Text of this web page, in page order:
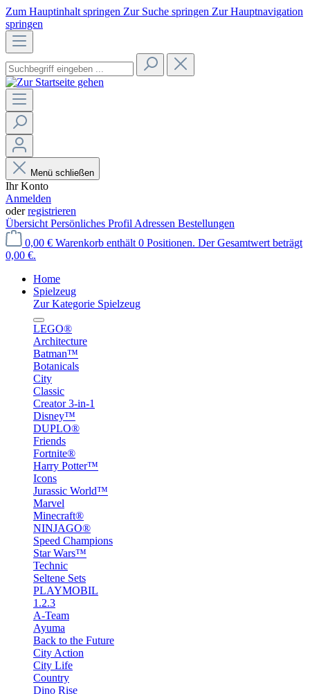
Zum Hauptinhalt springen Zur Suche springen Zur Hauptnavigation
springen
Menü schließen
Ihr Konto
Anmelden
oderregistrieren
Übersicht Persönliches Profil Adressen Bestellungen
0,00 € Warenkorb enthält 0 Positionen. Der Gesamtwert beträgt
0,00 €.
Home
Spielzeug
Zur Kategorie Spielzeug
LEGO®
Architecture
Batman™
Botanicals
City
Classic
Creator 3-in-1
Disney™
DUPLO®
Friends
Fortnite®
Harry Potter™
Icons
Jurassic World™
Marvel
Minecraft®
NINJAGO®
Speed Champions
Star Wars™
Technic
Seltene Sets
PLAYMOBIL
1.2.3
A-Team
Ayuma
Back to the Future
City Action
City Life
Country
Dino Rise